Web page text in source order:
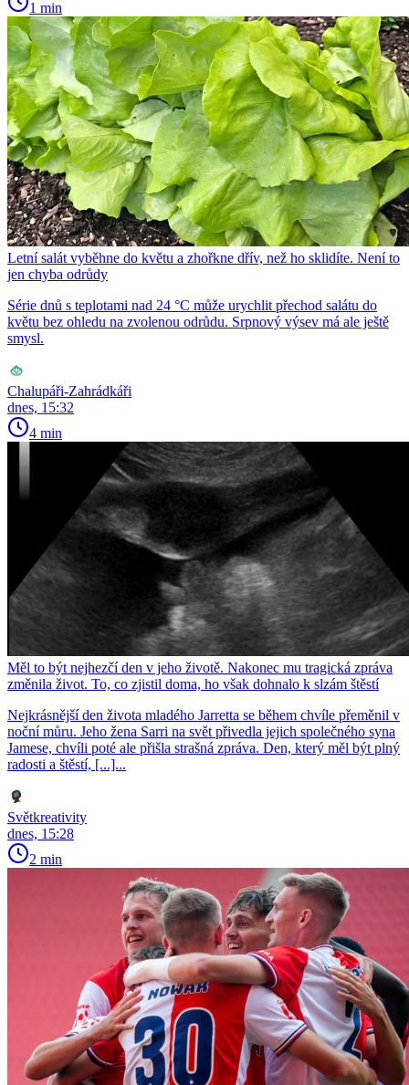
1 min
Letní salát vyběhne do květu a zhořkne dřív, než ho sklidíte. Není to
jen chyba odrůdy
Série dnů s teplotami nad 24 °C může urychlit přechod salátu do
květu bez ohledu na zvolenou odrůdu. Srpnový výsev má ale ještě
smysl.
Chalupáři-Zahrádkáři
dnes, 15:32
4 min
Měl to být nejhezčí den v jeho životě. Nakonec mu tragická zpráva
změnila život. To, co zjistil doma, ho však dohnalo k slzám štěstí
Nejkrásnější den života mladého Jarretta se během chvíle přeměnil v
noční můru. Jeho žena Sarri na svět přivedla jejich společného syna
Jamese, chvíli poté ale přišla strašná zpráva. Den, který měl být plný
radosti a štěstí, [...]...
Světkreativity
dnes, 15:28
2 min